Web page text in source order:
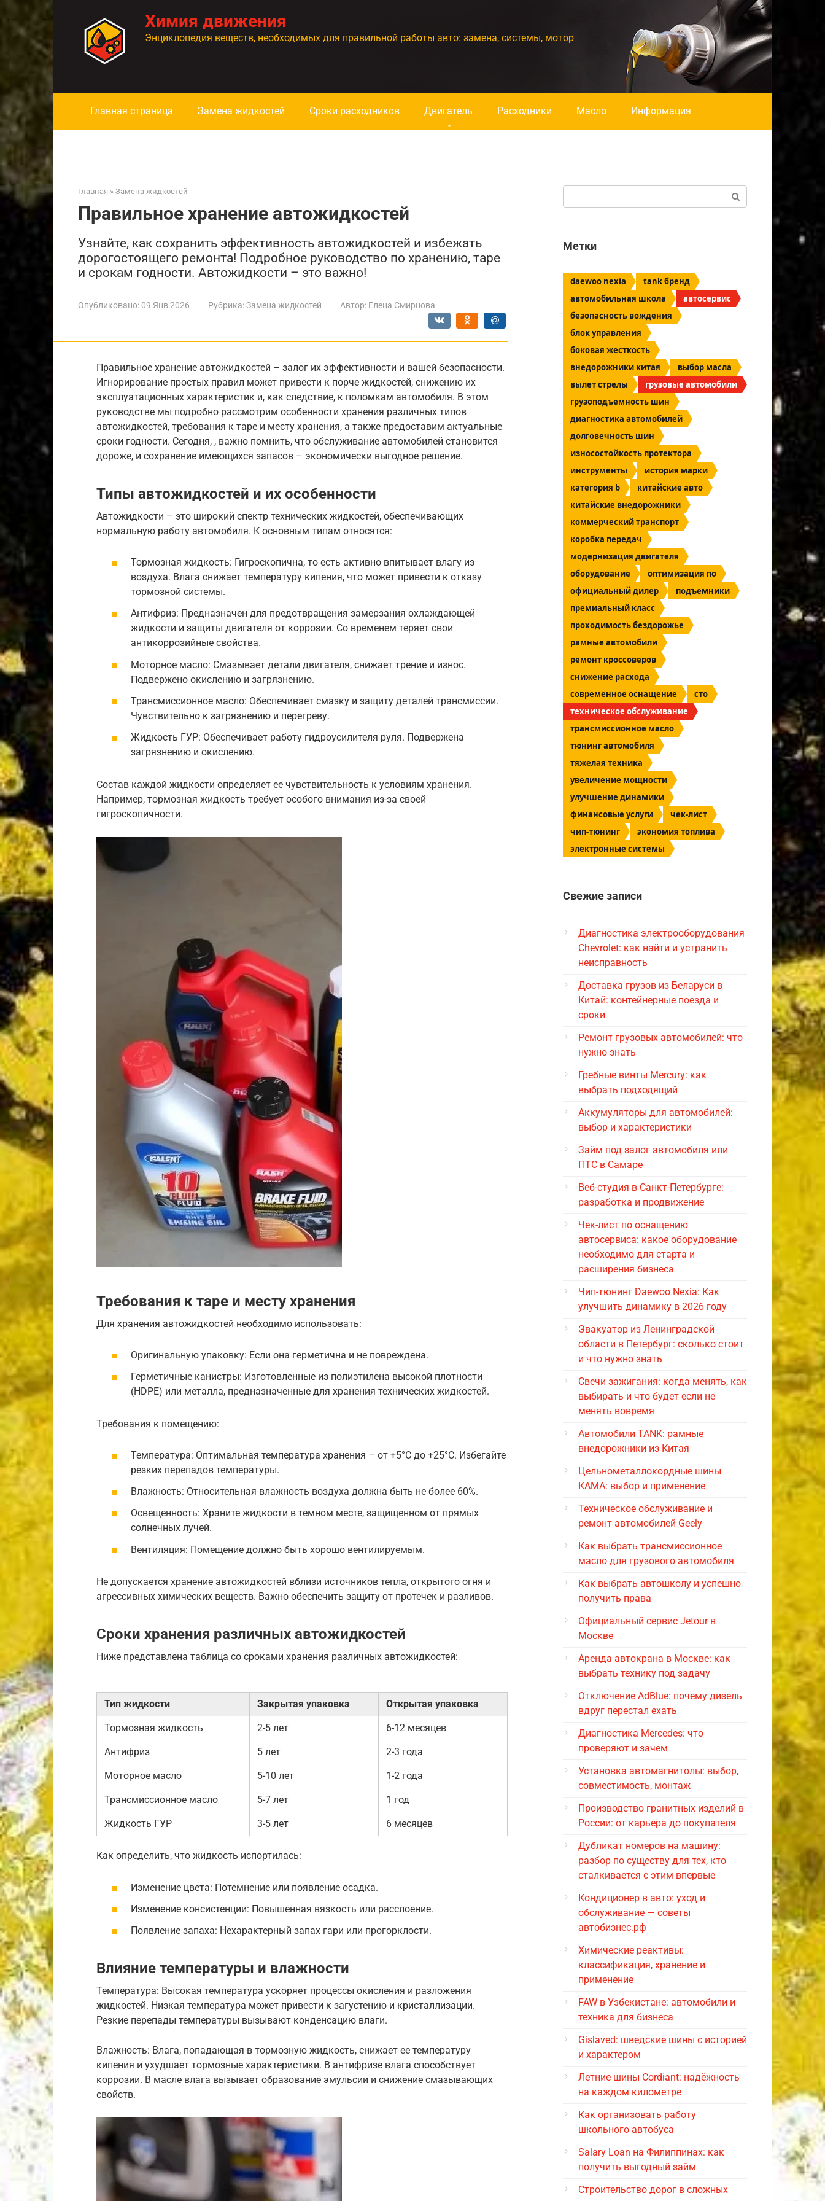
контенту
Химия движения
Энциклопедия веществ, необходимых для правильной работы авто: замена, системы, мотор
Главная страница Замена жидкостей Сроки расходников Двигатель Расходники Масло Информация
Главная » Замена жидкостей
Правильное хранение автожидкостей
Узнайте, как сохранить эффективность автожидкостей и избежать
дорогостоящего ремонта! Подробное руководство по хранению, таре
и срокам годности. Автожидкости – это важно!
Опубликовано: 09 Янв 2026 Рубрика:Замена жидкостей Автор: Елена Смирнова
Правильное хранение автожидкостей – залог их эффективности и вашей безопасности.
Игнорирование простых правил может привести к порче жидкостей, снижению их
эксплуатационных характеристик и, как следствие, к поломкам автомобиля. В этом
руководстве мы подробно рассмотрим особенности хранения различных типов
автожидкостей, требования к таре и месту хранения, а также предоставим актуальные
сроки годности. Сегодня, , важно помнить, что обслуживание автомобилей становится
дороже, и сохранение имеющихся запасов – экономически выгодное решение.
Типы автожидкостей и их особенности
Автожидкости – это широкий спектр технических жидкостей, обеспечивающих
нормальную работу автомобиля. К основным типам относятся:
Тормозная жидкость: Гигроскопична, то есть активно впитывает влагу из
воздуха. Влага снижает температуру кипения, что может привести к отказу
тормозной системы.
Антифриз: Предназначен для предотвращения замерзания охлаждающей
жидкости и защиты двигателя от коррозии. Со временем теряет свои
антикоррозийные свойства.
Моторное масло: Смазывает детали двигателя, снижает трение и износ.
Подвержено окислению и загрязнению.
Трансмиссионное масло: Обеспечивает смазку и защиту деталей трансмиссии.
Чувствительно к загрязнению и перегреву.
Жидкость ГУР: Обеспечивает работу гидроусилителя руля. Подвержена
загрязнению и окислению.
Состав каждой жидкости определяет ее чувствительность к условиям хранения.
Например, тормозная жидкость требует особого внимания из-за своей
гигроскопичности.
Требования к таре и месту хранения
Для хранения автожидкостей необходимо использовать:
Оригинальную упаковку: Если она герметична и не повреждена.
Герметичные канистры: Изготовленные из полиэтилена высокой плотности
(HDPE) или металла, предназначенные для хранения технических жидкостей.
Требования к помещению:
Температура: Оптимальная температура хранения – от +5°C до +25°C. Избегайте
резких перепадов температуры.
Влажность: Относительная влажность воздуха должна быть не более 60%.
Освещенность: Храните жидкости в темном месте, защищенном от прямых
солнечных лучей.
Вентиляция: Помещение должно быть хорошо вентилируемым.
Не допускается хранение автожидкостей вблизи источников тепла, открытого огня и
агрессивных химических веществ. Важно обеспечить защиту от протечек и разливов.
Сроки хранения различных автожидкостей
Ниже представлена таблица со сроками хранения различных автожидкостей:
Тип жидкости Закрытая упаковка Открытая упаковка
Тормозная жидкость 2-5 лет 6-12 месяцев
Антифриз 5 лет 2-3 года
Моторное масло 5-10 лет 1-2 года
Трансмиссионное масло 5-7 лет 1 год
Жидкость ГУР 3-5 лет 6 месяцев
Как определить, что жидкость испортилась:
Изменение цвета: Потемнение или появление осадка.
Изменение консистенции: Повышенная вязкость или расслоение.
Появление запаха: Нехарактерный запах гари или прогорклости.
Влияние температуры и влажности
Температура: Высокая температура ускоряет процессы окисления и разложения
жидкостей. Низкая температура может привести к загустению и кристаллизации.
Резкие перепады температуры вызывают конденсацию влаги.
Влажность: Влага, попадающая в тормозную жидкость, снижает ее температуру
кипения и ухудшает тормозные характеристики. В антифризе влага способствует
коррозии. В масле влага вызывает образование эмульсии и снижение смазывающих
свойств.
Метки
daewoo nexia
tank бренд
автомобильная школа
автосервис
безопасность вождения
блок управления
боковая жесткость
внедорожники китая
выбор масла
вылет стрелы
грузовые автомобили
грузоподъемность шин
диагностика автомобилей
долговечность шин
износостойкость протектора
инструменты
история марки
категория b
китайские авто
китайские внедорожники
коммерческий транспорт
коробка передач
модернизация двигателя
оборудование
оптимизация по
официальный дилер
подъемники
премиальный класс
проходимость бездорожье
рамные автомобили
ремонт кроссоверов
снижение расхода
современное оснащение
сто
техническое обслуживание
трансмиссионное масло
тюнинг автомобиля
тяжелая техника
увеличение мощности
улучшение динамики
финансовые услуги
чек-лист
чип-тюнинг
экономия топлива
электронные системы
Свежие записи
Диагностика электрооборудования
Chevrolet: как найти и устранить
неисправность
Доставка грузов из Беларуси в
Китай: контейнерные поезда и
сроки
Ремонт грузовых автомобилей: что
нужно знать
Гребные винты Mercury: как
выбрать подходящий
Аккумуляторы для автомобилей:
выбор и характеристики
Займ под залог автомобиля или
ПТС в Самаре
Веб-студия в Санкт-Петербурге:
разработка и продвижение
Чек-лист по оснащению
автосервиса: какое оборудование
необходимо для старта и
расширения бизнеса
Чип-тюнинг Daewoo Nexia: Как
улучшить динамику в 2026 году
Эвакуатор из Ленинградской
области в Петербург: сколько стоит
и что нужно знать
Свечи зажигания: когда менять, как
выбирать и что будет если не
менять вовремя
Автомобили TANK: рамные
внедорожники из Китая
Цельнометаллокордные шины
КАМА: выбор и применение
Техническое обслуживание и
ремонт автомобилей Geely
Как выбрать трансмиссионное
масло для грузового автомобиля
Как выбрать автошколу и успешно
получить права
Официальный сервис Jetour в
Москве
Аренда автокрана в Москве: как
выбрать технику под задачу
Отключение AdBlue: почему дизель
вдруг перестал ехать
Диагностика Mercedes: что
проверяют и зачем
Установка автомагнитолы: выбор,
совместимость, монтаж
Производство гранитных изделий в
России: от карьера до покупателя
Дубликат номеров на машину:
разбор по существу для тех, кто
сталкивается с этим впервые
Кондиционер в авто: уход и
обслуживание — советы
автобизнес.рф
Химические реактивы:
классификация, хранение и
применение
FAW в Узбекистане: автомобили и
техника для бизнеса
Gislaved: шведские шины с историей
и характером
Летние шины Cordiant: надёжность
на каждом километре
Как организовать работу
школьного автобуса
Salary Loan на Филиппинах: как
получить выгодный займ
Строительство дорог в сложных